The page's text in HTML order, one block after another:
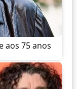
aos 75 anos